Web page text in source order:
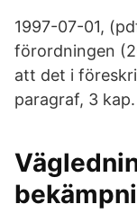
1997-07-01,
förordningen
att det i
paragraf, 3